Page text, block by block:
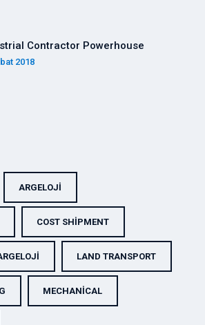
Contractor Powerhouse
2018
ARGELOJI
COST SHIPMENT
LAND TRANSPORT
MECHANICAL